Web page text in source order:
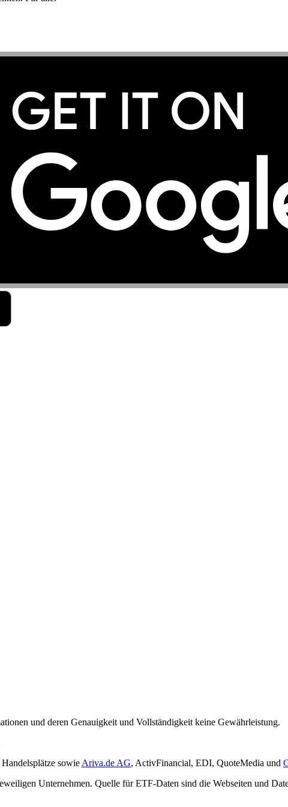
und deren Genauigkeit und Vollständigkeit keine Gewährleistung.
sowie Ariva.de AG, ActivFinancial, EDI, QuoteMedia und
Unternehmen. Quelle für ETF-Daten sind die Webseiten und